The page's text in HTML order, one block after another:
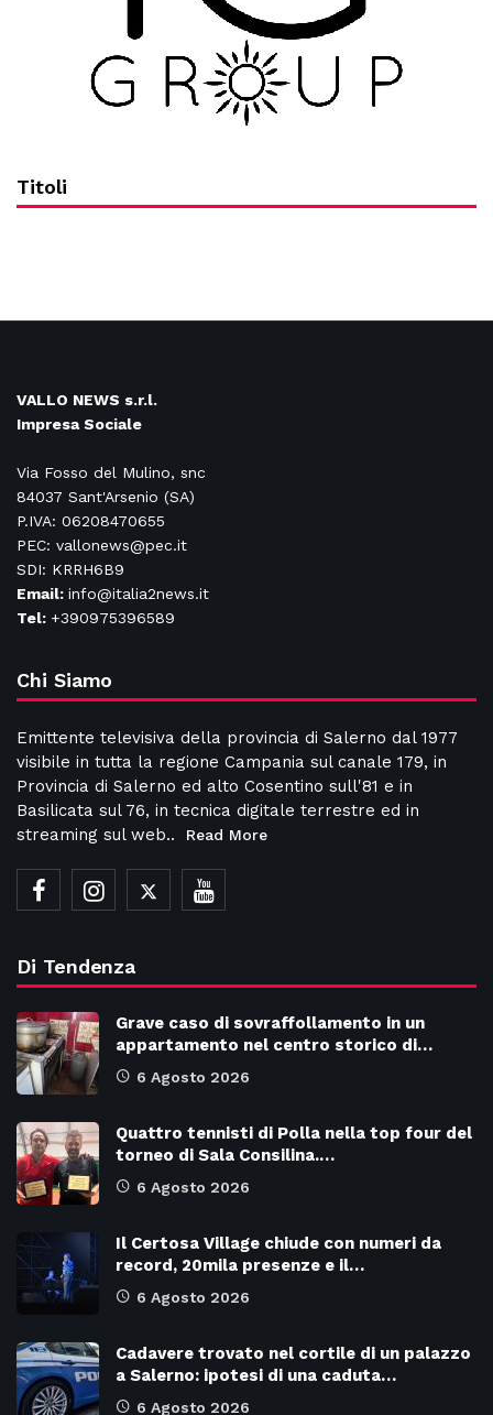
Titoli
VALLO NEWS s.r.l.
Impresa Sociale
Via Fosso del Mulino, snc
84037 Sant'Arsenio (SA)
P.IVA: 06208470655
PEC: vallonews@pec.it
SDI: KRRH6B9
Email: info@italia2news.it
Tel: +390975396589
Chi Siamo
Emittente televisiva della provincia di Salerno dal 1977
visibile in tutta la regione Campania sul canale 179, in
Provincia di Salerno ed alto Cosentino sull'81 e in
Basilicata sul 76, in tecnica digitale terrestre ed in
streaming sul web..
Read More
Di Tendenza
Grave caso di sovraffollamento in un
appartamento nel centro storico di…
6 Agosto 2026
Quattro tennisti di Polla nella top four del
torneo di Sala Consilina.…
6 Agosto 2026
Il Certosa Village chiude con numeri da
record, 20mila presenze e il…
6 Agosto 2026
Cadavere trovato nel cortile di un palazzo
a Salerno: ipotesi di una caduta…
6 Agosto 2026